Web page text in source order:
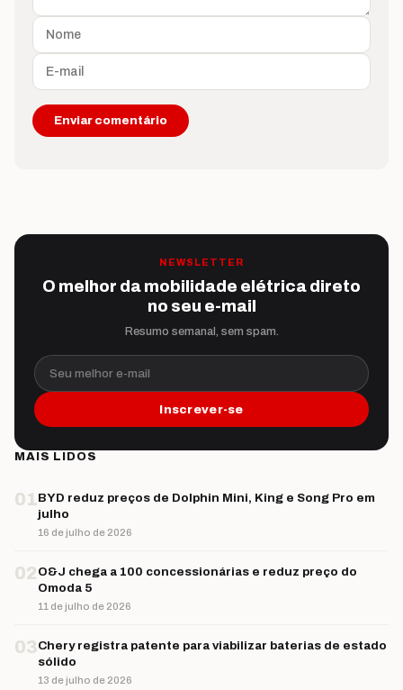
NEWSLETTER
O melhor da mobilidade elétrica direto
no seu e-mail
Resumo semanal, sem spam.
Seu melhor e-mail
Inscrever-se
MAIS LIDOS
01BYD reduz preços de Dolphin Mini, King e Song Pro em
julho
16 de julho de 2026
02 O&J chega a 100 concessionárias e reduz preço do
Omoda 5
11 de julho de 2026
03Chery registra patente para viabilizar baterias de estado
sólido
13 de julho de 2026